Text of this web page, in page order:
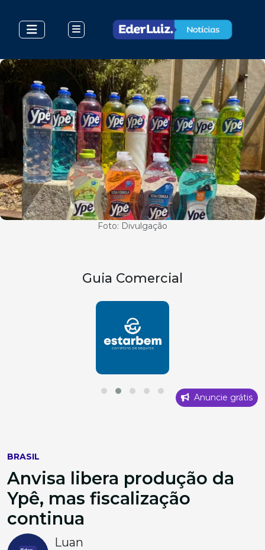
Foto: Divulgação
Guia Comercial
Anuncie grátis
BRASIL
Anvisa libera produção da
Ypê, mas fiscalização
continua
Luan